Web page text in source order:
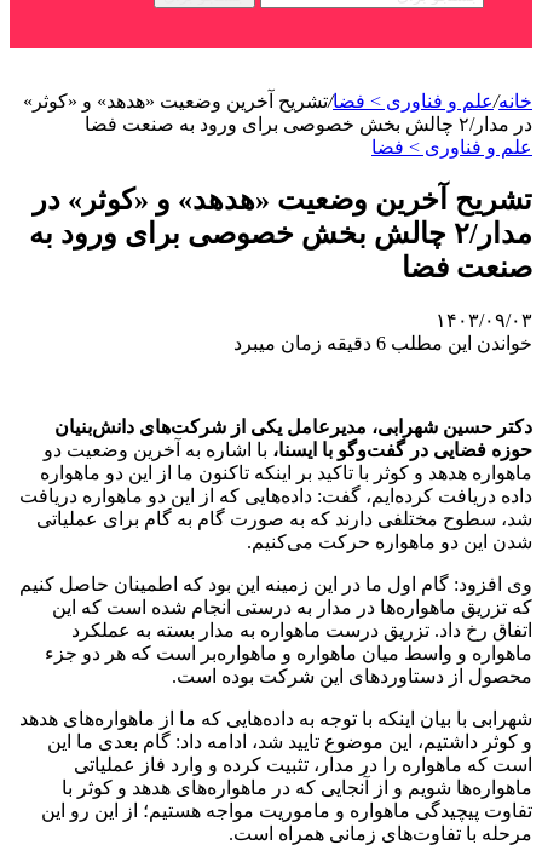
خانه/علم و فناوری‌ > فضا/تشریح آخرین وضعیت «هدهد» و «کوثر»
در مدار/۲ چالش بخش خصوصی برای ورود به صنعت فضا
علم و فناوری‌ > فضا
تشریح آخرین وضعیت «هدهد» و «کوثر» در
مدار/۲ چالش بخش خصوصی برای ورود به
صنعت فضا
۱۴۰۳/۰۹/۰۳
خواندن این مطلب 6 دقیقه زمان میبرد
دکتر حسین شهرابی، مدیرعامل یکی از شرکت‌های دانش‌بنیان
حوزه فضایی در گفت‌وگو با ایسنا، با اشاره به آخرین وضعیت دو
ماهواره هدهد و کوثر با تاکید بر اینکه تاکنون ما از این دو ماهواره
داده دریافت کرده‌ایم، گفت: داده‌هایی که از این دو ماهواره دریافت
شد، سطوح مختلفی دارند که به صورت گام به گام برای عملیاتی
شدن این دو ماهواره حرکت می‌کنیم.
وی افزود: گام اول ما در این زمینه این بود که اطمینان حاصل کنیم
که تزریق ماهواره‌ها در مدار به درستی انجام شده است که این
اتفاق رخ داد. تزریق درست ماهواره به مدار بسته به عملکرد
ماهواره و واسط میان ماهواره و ماهواره‌بر است که هر دو جزء
محصول از دستاوردهای این شرکت بوده است.
شهرابی با بیان اینکه با توجه به داده‌هایی که ما از ماهواره‌های هدهد
و کوثر داشتیم، این موضوع تایید شد، ادامه داد: گام بعدی ما این
است که ماهواره را در مدار، تثبیت کرده و وارد فاز عملیاتی
ماهواره‌ها شویم و از آنجایی که در ماهواره‌های هدهد و کوثر با
تفاوت پیچیدگی ماهواره و ماموریت مواجه هستیم؛ از این رو این
مرحله با تفاوت‌های زمانی همراه است.